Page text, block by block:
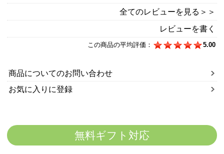
全てのレビューを見る＞＞
レビューを書く
この商品の平均評価： 5.00
商品についてのお問い合わせ
お気に入りに登録
無料ギフト対応